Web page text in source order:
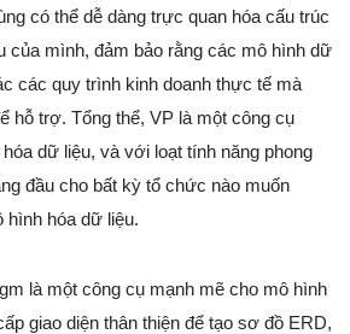
có thể dễ dàng trực quan hóa cấu trúc
của mình, đảm bảo rằng các mô hình dữ
các quy trình kinh doanh thực tế mà
hỗ trợ. Tổng thể, VP là một công cụ
dữ liệu, và với loạt tính năng phong
đầu cho bất kỳ tổ chức nào muốn
hình hóa dữ liệu.
là một công cụ mạnh mẽ cho mô hình
giao diện thân thiện để tạo sơ đồ ERD,